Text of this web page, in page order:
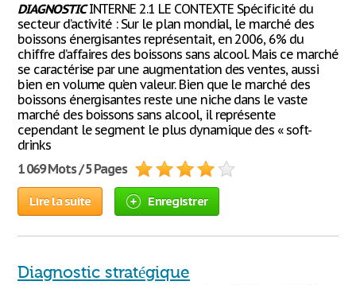
DIAGNOSTICINTERNE 2.1 LE CONTEXTE Spécificité du
secteur d’activité : Sur le plan mondial, le marché des
boissons énergisantes représentait, en 2006, 6% du
chiffre d’affaires des boissons sans alcool. Mais ce marché
se caractérise par une augmentation des ventes, aussi
bien en volume qu’en valeur. Bien que le marché des
boissons énergisantes reste une niche dans le vaste
marché des boissons sans alcool, il représente
cependant le segment le plus dynamique des « soft-
drinks
1 069 Mots / 5 Pages
Lire la suite Enregistrer
Diagnostic stratégique